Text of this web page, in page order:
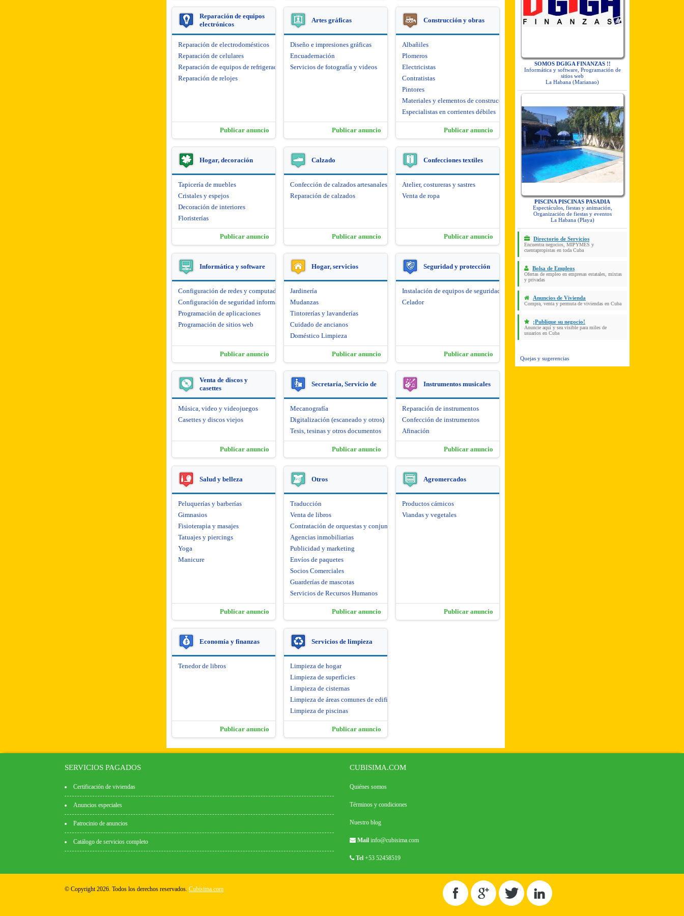
Reparación de equipos
electrónicos
Reparación de electrodomésticos
Reparación de celulares
Reparación de equipos de refrigeración
Reparación de relojes
Publicar anuncio
Artes gráficas
Diseño e impresiones gráficas
Encuadernación
Servicios de fotografía y videos
Publicar anuncio
Construcción y obras
Albañiles
Plomeros
Electricistas
Contratistas
Pintores
Materiales y elementos de construcción
Especialistas en corrientes débiles
Publicar anuncio
Hogar, decoración
Tapicería de muebles
Cristales y espejos
Decoración de interiores
Floristerías
Publicar anuncio
Calzado
Confección de calzados artesanales
Reparación de calzados
Publicar anuncio
Confecciones textiles
Atelier, costureras y sastres
Venta de ropa
Publicar anuncio
Informática y software
Configuración de redes y computadoras
Configuración de seguridad informática
Programación de aplicaciones
Programación de sitios web
Publicar anuncio
Hogar, servicios
Jardinería
Mudanzas
Tintorerías y lavanderías
Cuidado de ancianos
Doméstico Limpieza
Publicar anuncio
Seguridad y protección
Instalación de equipos de seguridad y protección
Celador
Publicar anuncio
Venta de discos y
casettes
Música, video y videojuegos
Casettes y discos viejos
Publicar anuncio
Secretaría, Servicio de
Mecanografía
Digitalización (escaneado y otros)
Tesis, tesinas y otros documentos
Publicar anuncio
Instrumentos musicales
Reparación de instrumentos
Confección de instrumentos
Afinación
Publicar anuncio
Salud y belleza
Peluquerías y barberías
Gimnasios
Fisioterapia y masajes
Tatuajes y piercings
Yoga
Manicure
Publicar anuncio
Otros
Traducción
Venta de libros
Contratación de orquestas y conjuntos artísticos
Agencias inmobiliarias
Publicidad y marketing
Envíos de paquetes
Socios Comerciales
Guarderías de mascotas
Servicios de Recursos Humanos
Publicar anuncio
Agromercados
Productos cárnicos
Viandas y vegetales
Publicar anuncio
Economía y finanzas
Tenedor de libros
Publicar anuncio
Servicios de limpieza
Limpieza de hogar
Limpieza de superficies
Limpieza de cisternas
Limpieza de áreas comunes de edificios
Limpieza de piscinas
Publicar anuncio
SOMOS DGIGA FINANZAS !!
Informática y software, Programación de
sitios web
La Habana (Marianao)
PISCINA PISCINAS PASADIA
Espectáculos, fiestas y animación,
Organización de fiestas y eventos
La Habana (Playa)
Directorio de Servicios
Encuentra negocios, MIPYMES y
cuentapropistas en toda Cuba
Bolsa de Empleos
Ofertas de empleo en empresas estatales, mixtas
y privadas
Anuncios de Vivienda
Compra, venta y permuta de viviendas en Cuba
¡Publique su negocio!
Anuncie aquí y sea visible para miles de
usuarios en Cuba
Quejas y sugerencias
SERVICIOS PAGADOS
Certificación de viviendas
Anuncios especiales
Patrocinio de anuncios
Catálogo de servicios completo
CUBISIMA.COM
Quiénes somos
Términos y condiciones
Nuestro blog
Mail info@cubisima.com
Tel +53 52458519
© Copyright 2026. Todos los derechos reservados. Cubisima.com